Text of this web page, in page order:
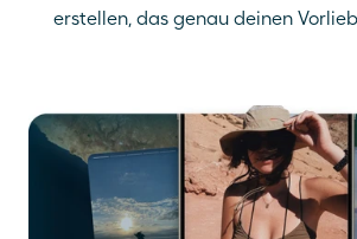
erstellen, das genau deinen